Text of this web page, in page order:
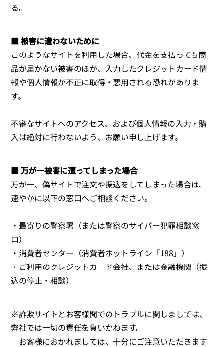
る。
■ 被害に遭わないために
このようなサイトを利用した場合、代金を支払っても商
品が届かない被害のほか、入力したクレジットカード情
報や個人情報が不正に取得・悪用される恐れがありま
す。
不審なサイトへのアクセス、および個人情報の入力・購
入は絶対に行わないよう、お願い申し上げます。
■ 万が一被害に遭ってしまった場合
万が一、偽サイトで注文や振込をしてしまった場合は、
速やかに以下の窓口へご相談ください。
・最寄りの警察署（または警察のサイバー犯罪相談窓
口）
・消費者センター（消費者ホットライン「188」）
・ご利用のクレジットカード会社、または金融機関（振
込の停止・相談）
※詐欺サイトとお客様間でのトラブルに関しましては、
弊社では一切の責任を負いかねます。
お客様におかれましては、十分にご注意いただきます